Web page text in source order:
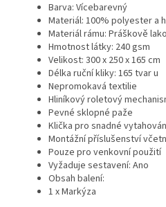
Barva: Vícebarevný
Materiál: 100% polyester a
Materiál rámu: Práškově
Hmotnost látky: 240 gsm
Velikost: 300 x 250 x 165 cm
Délka ruční kliky: 165 tvar u
Nepromokavá textilie
Hliníkový roletový
Pevné sklopné paže
Klička pro snadné
Montážní příslušenství
Pouze pro venkovní použití
Vyžaduje sestavení: Ano
Obsah balení:
1 x Markýza